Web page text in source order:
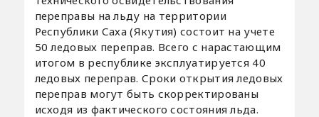
переправы на льду на территории
Республики Саха (Якутия) состоит на учете
50 ледовых переправ. Всего с нарастающим
итогом в республике эксплуатируется 40
ледовых переправ. Сроки открытия ледовых
переправ могут быть скорректированы
исходя из фактического состояния льда.